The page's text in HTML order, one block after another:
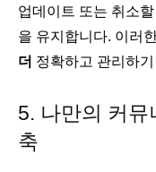
업데이트 또는 취소
을 유지합니다. 이러
더 정확하고 관리하
5. 나만의 커뮤
축